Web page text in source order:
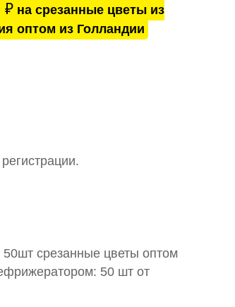
₽на срезанные цветы из
оптом из Голландии
50шт срезанные цветы оптом
50 шт от